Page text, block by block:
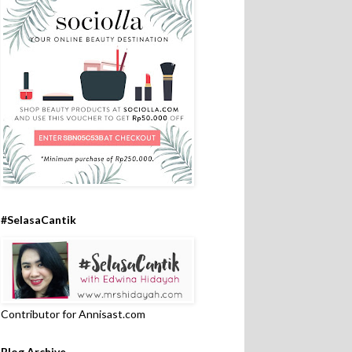
#SelasaCantik
Contributor for Annisast.com